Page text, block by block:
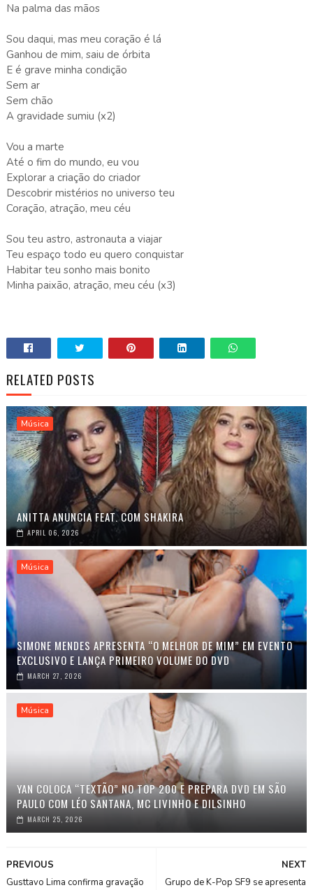
Na palma das mãos
Sou daqui, mas meu coração é lá
Ganhou de mim, saiu de órbita
E é grave minha condição
Sem ar
Sem chão
A gravidade sumiu (x2)
Vou a marte
Até o fim do mundo, eu vou
Explorar a criação do criador
Descobrir mistérios no universo teu
Coração, atração, meu céu
Sou teu astro, astronauta a viajar
Teu espaço todo eu quero conquistar
Habitar teu sonho mais bonito
Minha paixão, atração, meu céu (x3)
RELATED POSTS
Música
ANITTA ANUNCIA FEAT. COM SHAKIRA
APRIL 06, 2026
Música
SIMONE MENDES APRESENTA “O MELHOR DE MIM” EM EVENTO
EXCLUSIVO E LANÇA PRIMEIRO VOLUME DO DVD
MARCH 27, 2026
Música
YAN COLOCA “TEXTÃO” NO TOP 200 E PREPARA DVD EM SÃO
PAULO COM LÉO SANTANA, MC LIVINHO E DILSINHO
MARCH 25, 2026
NEXT
Grupo de K-Pop SF9 se apresenta
PREVIOUS
Gusttavo Lima confirma gravação